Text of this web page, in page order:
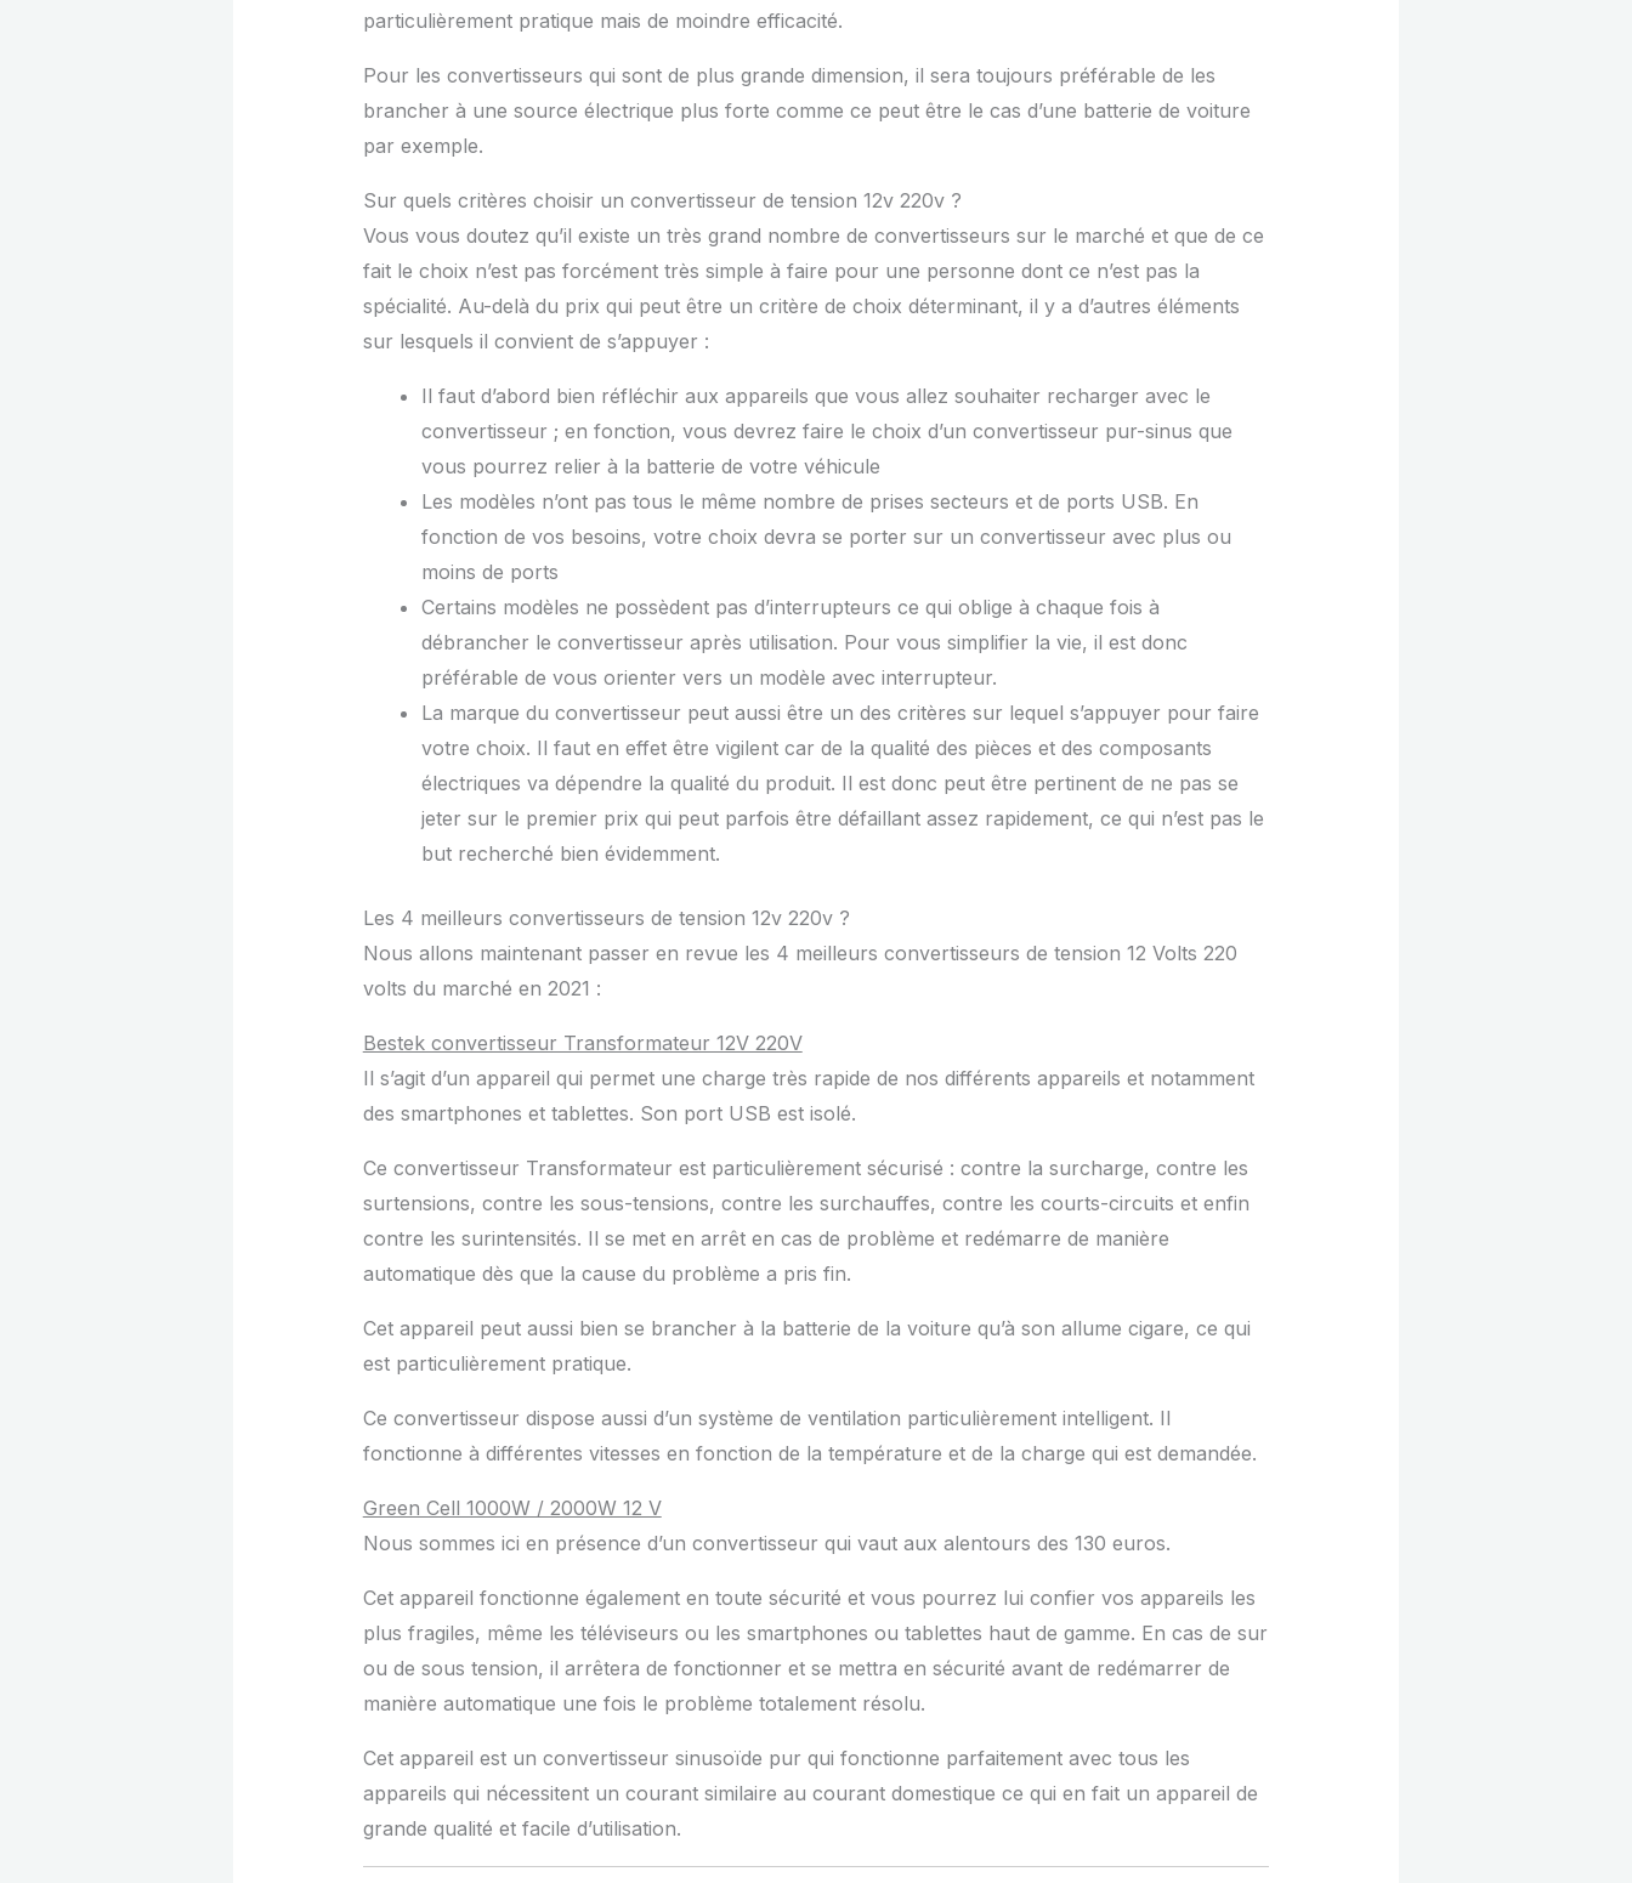
particulièrement pratique mais de moindre efficacité.
Pour les convertisseurs qui sont de plus grande dimension, il sera toujours préférable de les
brancher à une source électrique plus forte comme ce peut être le cas d’une batterie de voiture
par exemple.
Sur quels critères choisir un convertisseur de tension 12v 220v ?
Vous vous doutez qu’il existe un très grand nombre de convertisseurs sur le marché et que de ce
fait le choix n’est pas forcément très simple à faire pour une personne dont ce n’est pas la
spécialité. Au-delà du prix qui peut être un critère de choix déterminant, il y a d’autres éléments
sur lesquels il convient de s’appuyer :
Il faut d’abord bien réfléchir aux appareils que vous allez souhaiter recharger avec le
convertisseur ; en fonction, vous devrez faire le choix d’un convertisseur pur-sinus que
vous pourrez relier à la batterie de votre véhicule
Les modèles n’ont pas tous le même nombre de prises secteurs et de ports USB. En
fonction de vos besoins, votre choix devra se porter sur un convertisseur avec plus ou
moins de ports
Certains modèles ne possèdent pas d’interrupteurs ce qui oblige à chaque fois à
débrancher le convertisseur après utilisation. Pour vous simplifier la vie, il est donc
préférable de vous orienter vers un modèle avec interrupteur.
La marque du convertisseur peut aussi être un des critères sur lequel s’appuyer pour faire
votre choix. Il faut en effet être vigilent car de la qualité des pièces et des composants
électriques va dépendre la qualité du produit. Il est donc peut être pertinent de ne pas se
jeter sur le premier prix qui peut parfois être défaillant assez rapidement, ce qui n’est pas le
but recherché bien évidemment.
Les 4 meilleurs convertisseurs de tension 12v 220v ?
Nous allons maintenant passer en revue les 4 meilleurs convertisseurs de tension 12 Volts 220
volts du marché en 2021 :
Bestek convertisseur Transformateur 12V 220V
Il s’agit d’un appareil qui permet une charge très rapide de nos différents appareils et notamment
des smartphones et tablettes. Son port USB est isolé.
Ce convertisseur Transformateur est particulièrement sécurisé : contre la surcharge, contre les
surtensions, contre les sous-tensions, contre les surchauffes, contre les courts-circuits et enfin
contre les surintensités. Il se met en arrêt en cas de problème et redémarre de manière
automatique dès que la cause du problème a pris fin.
Cet appareil peut aussi bien se brancher à la batterie de la voiture qu’à son allume cigare, ce qui
est particulièrement pratique.
Ce convertisseur dispose aussi d’un système de ventilation particulièrement intelligent. Il
fonctionne à différentes vitesses en fonction de la température et de la charge qui est demandée.
Green Cell 1000W / 2000W 12 V
Nous sommes ici en présence d’un convertisseur qui vaut aux alentours des 130 euros.
Cet appareil fonctionne également en toute sécurité et vous pourrez lui confier vos appareils les
plus fragiles, même les téléviseurs ou les smartphones ou tablettes haut de gamme. En cas de sur
ou de sous tension, il arrêtera de fonctionner et se mettra en sécurité avant de redémarrer de
manière automatique une fois le problème totalement résolu.
Cet appareil est un convertisseur sinusoïde pur qui fonctionne parfaitement avec tous les
appareils qui nécessitent un courant similaire au courant domestique ce qui en fait un appareil de
grande qualité et facile d’utilisation.